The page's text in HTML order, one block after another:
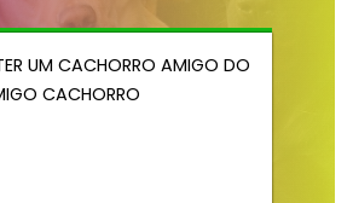
UM CACHORRO AMIGO DO
CACHORRO